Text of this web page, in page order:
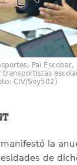
Pai Escobar,
CIV/Soy502)
la
de